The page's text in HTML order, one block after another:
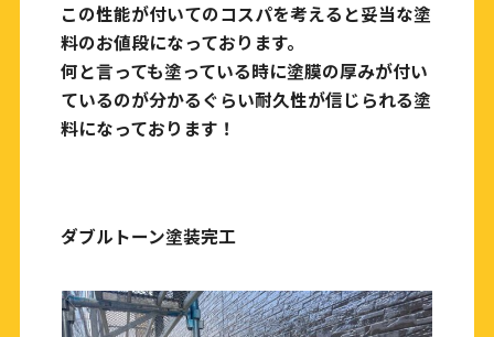
この性能が付いてのコスパを考えると妥当な塗
料のお値段になっております。
何と言っても塗っている時に塗膜の厚みが付い
ているのが分かるぐらい耐久性が信じられる塗
料になっております！
ダブルトーン塗装完工